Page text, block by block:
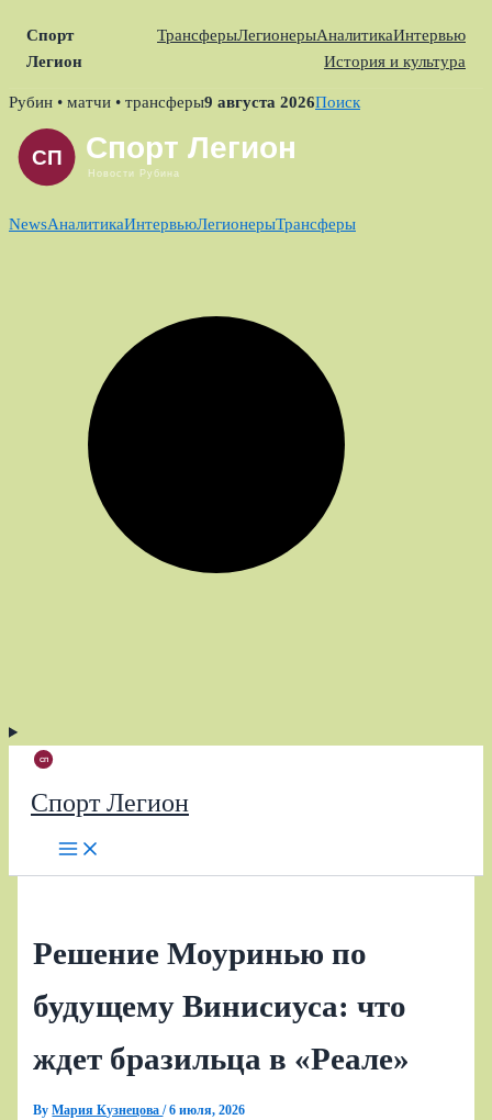
Спорт
Легион
ТрансферыЛегионерыАналитикаИнтервью
История и культура
Skip
content
Рубин • матчи • трансферы9 августа 2026Поиск
NewsАналитикаИнтервьюЛегионерыТрансферы
Спорт Легион
Решение Моуринью по
будущему Винисиуса: что
ждет бразильца в «Реале»
ByМария Кузнецова/6 июля, 2026